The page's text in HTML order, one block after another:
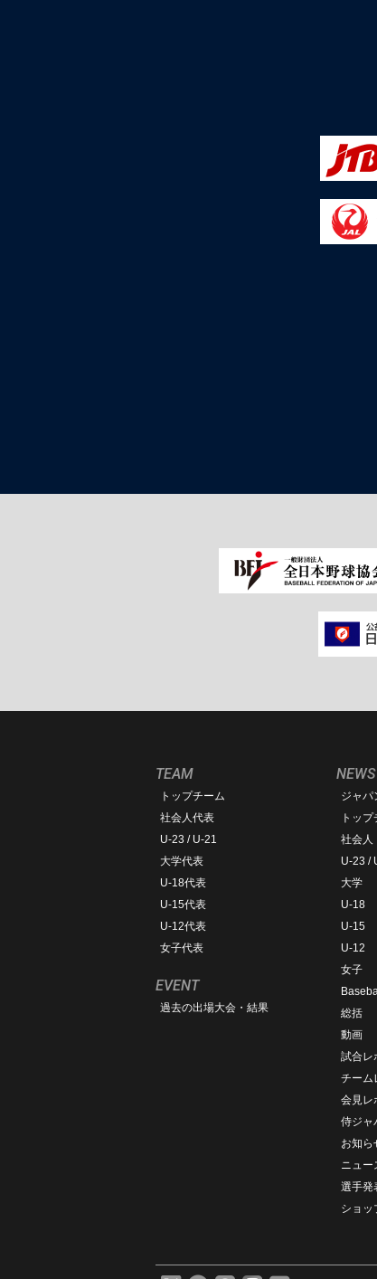
TEAM
トップチーム
社会人代表
U-23 / U-21
大学代表
U-18代表
U-15代表
U-12代表
女子代表
EVENT
過去の出場大会・結果
NEWS
ジャパ
トッ
社会人
U-23 /
大学
U-18
U-15
U-12
女子
総括
動画
試合レ
チーム
会見レ
侍ジャ
お知ら
ニュー
選手発
ショッ